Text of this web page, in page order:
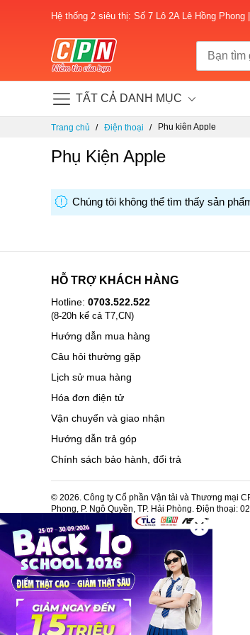
Hệ thống 2 siêu thị: Số 7 Lô 2A Lê Hồng Phong
TẤT CẢ DANH MỤC
Trang chủ Điện thoại Phụ kiện Apple
Phụ Kiện Apple
Chúng tôi không thể tìm thấy sản
HỖ TRỢ KHÁCH HÀNG
Hotline: 0703.522.522
(8-20h kể cả T7,CN)
Hướng dẫn mua hàng
Câu hỏi thường gặp
Lịch sử mua hàng
Hóa đơn điện tử
Vận chuyển và giao nhận
Hướng dẫn trả góp
Chính sách bảo hành, đổi trả
© 2026. Công ty Cổ phần Vận tải và Thương mại
Phong, P. Ngô Quyền, TP. Hải Phòng. Điện thoại: